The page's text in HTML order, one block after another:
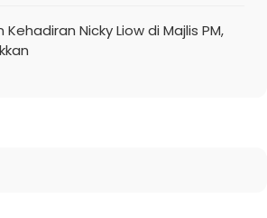
Nicky Liow di Majlis PM,